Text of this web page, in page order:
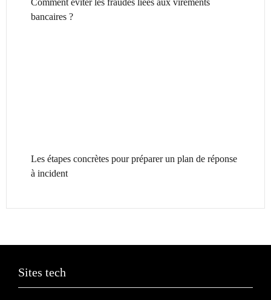
Comment éviter les fraudes liées aux virements
bancaires ?
Les étapes concrètes pour préparer un plan de réponse
à incident
Sites tech